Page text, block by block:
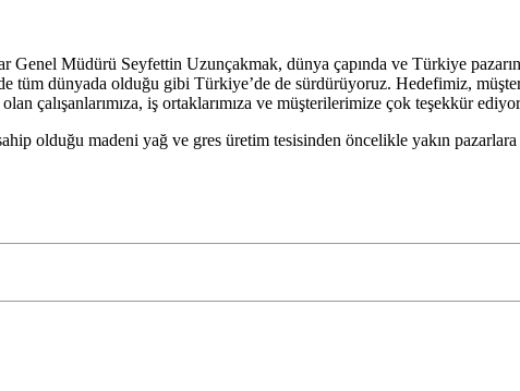
Genel Müdürü Seyfettin Uzunçakmak, dünya çapında ve Türkiye
tüm dünyada olduğu gibi Türkiye’de de sürdürüyoruz. Hedefimiz,
çalışanlarımıza, iş ortaklarımıza ve müşterilerimize çok teşekkür
olduğu madeni yağ ve gres üretim tesisinden öncelikle yakın